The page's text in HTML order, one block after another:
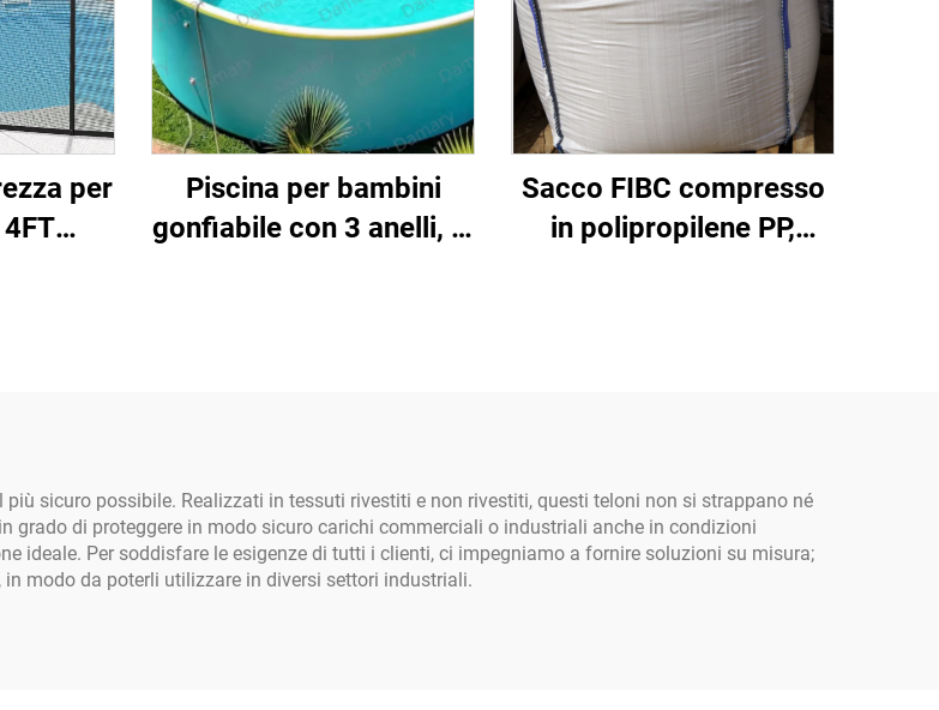
per
Piscina per bambini
gonfiabile con 3 anelli, in
Sacco FIBC compresso
in polipropilene PP,
PP
sicuro possibile. Realizzati in tessuti rivestiti e non rivestiti, questi teloni non si strappano né
grado di proteggere in modo sicuro carichi commerciali o industriali anche in condizioni
ideale. Per soddisfare le esigenze di tutti i clienti, ci impegniamo a fornire soluzioni su misura;
modo da poterli utilizzare in diversi settori industriali.